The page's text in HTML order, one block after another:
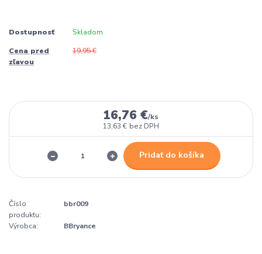
Dostupnosť Skladom
Cena pred
zľavou
19,95 €
16,76 €/ks
13,63 € bez DPH
Pridať do košíka
Číslo
produktu:
bbr009
Výrobca: BBryance